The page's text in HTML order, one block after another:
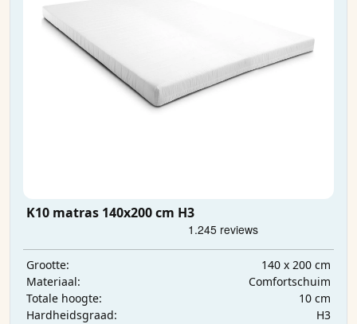
K10 matras 140x200 cm H3
Grootte:
140 x 200 cm
Materiaal:
Comfortschuim
Totale hoogte:
10 cm
Hardheidsgraad:
H3